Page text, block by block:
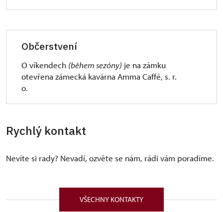
Občerstvení
O víkendech (během sezóny) je na zámku
otevřena zámecká kavárna Amma Caffé, s. r.
o.
Rychlý kontakt
Nevíte si rady? Nevadí, ozvěte se nám, rádi vám poradíme.
VŠECHNY KONTAKTY